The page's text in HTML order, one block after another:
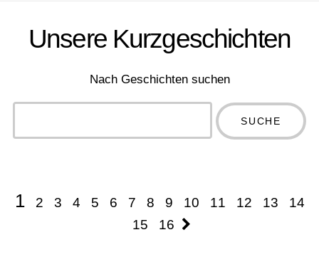
Unsere Kurzgeschichten
Nach Geschichten suchen
Type 2 or
more
1 2 3 4 5 6 7 8 9 10 11 12 13
14
15
16